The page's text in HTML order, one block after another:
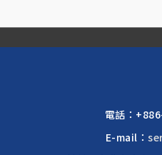
電話：
E-mail：